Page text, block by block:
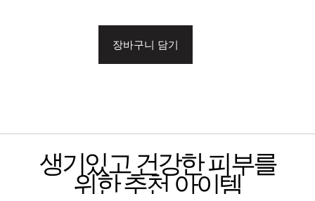
장바구니 담기
생기있고 건강한 피부를
위한 추천 아이템